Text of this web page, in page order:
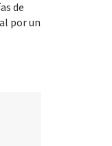
de
por un